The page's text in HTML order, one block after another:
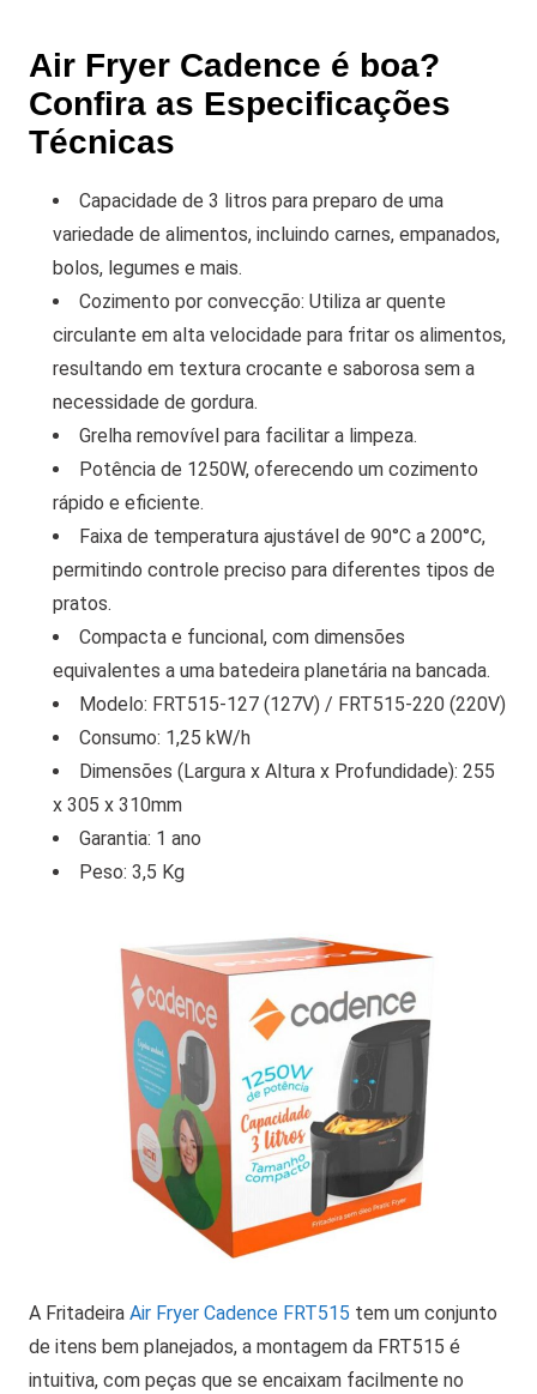
Air Fryer Cadence é boa?
Confira as Especificações
Técnicas
Capacidade de 3 litros para preparo de uma
variedade de alimentos, incluindo carnes, empanados,
bolos, legumes e mais.
Cozimento por convecção: Utiliza ar quente
circulante em alta velocidade para fritar os alimentos,
resultando em textura crocante e saborosa sem a
necessidade de gordura.
Grelha removível para facilitar a limpeza.
Potência de 1250W, oferecendo um cozimento
rápido e eficiente.
Faixa de temperatura ajustável de 90°C a 200°C,
permitindo controle preciso para diferentes tipos de
pratos.
Compacta e funcional, com dimensões
equivalentes a uma batedeira planetária na bancada.
Modelo: FRT515-127 (127V) / FRT515-220 (220V)
Consumo: 1,25 kW/h
Dimensões (Largura x Altura x Profundidade): 255
x 305 x 310mm
Garantia: 1 ano
Peso: 3,5 Kg
A Fritadeira Air Fryer Cadence FRT515 tem um conjunto
de itens bem planejados, a montagem da FRT515 é
intuitiva, com peças que se encaixam facilmente no